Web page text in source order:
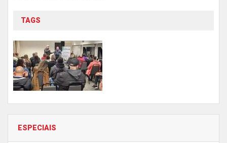
TAGS
ESPECIAIS